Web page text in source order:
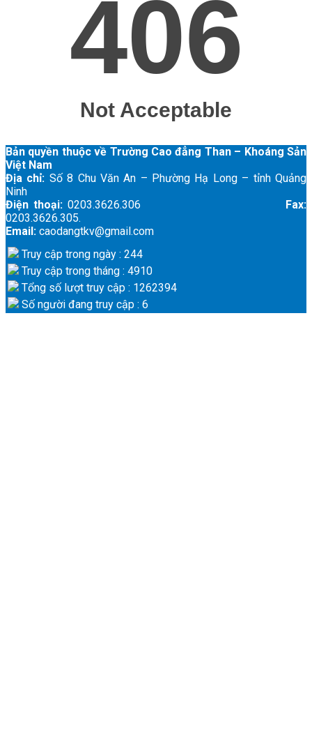
Bản quyền thuộc về Trường Cao đẳng Than – Khoáng Sản
Việt Nam
Địa chỉ: Số 8 Chu Văn An – Phường Hạ Long – tỉnh Quảng
Ninh
Điện thoại: 0203.3626.306 Fax:
0203.3626.305.
Email: caodangtkv@gmail.com
Truy cập trong ngày : 244
Truy cập trong tháng : 4910
Tổng số lượt truy cập : 1262394
Số người đang truy cập : 6